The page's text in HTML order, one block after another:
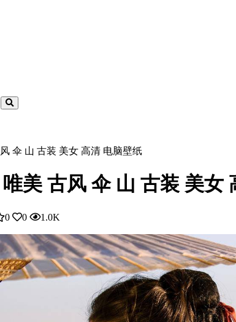
伞 山 古装 美女 高清 电脑壁纸
美 古风 伞 山 古装 美女
0 0 1.0K